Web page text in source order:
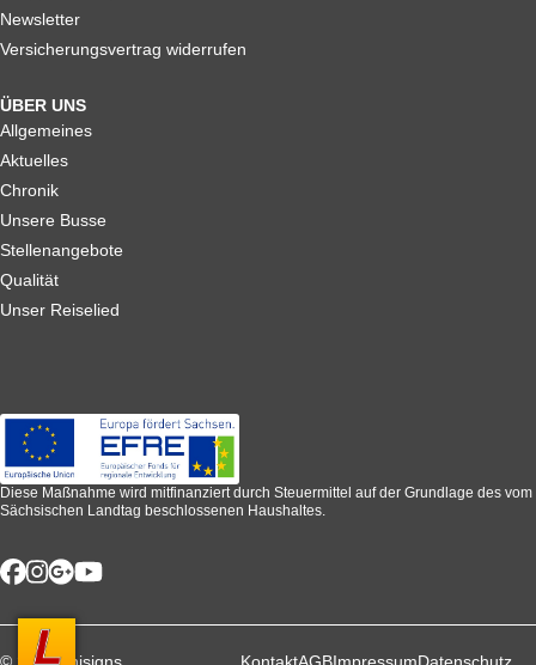
Newsletter
Versicherungsvertrag widerrufen
ÜBER UNS
Allgemeines
Aktuelles
Chronik
Unsere Busse
Stellenangebote
Qualität
Unser Reiselied
Diese Maßnahme wird mitfinanziert durch Steuermittel auf der Grundlage des vom
Sächsischen Landtag beschlossenen Haushaltes.